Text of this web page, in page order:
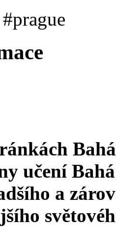
učení
a